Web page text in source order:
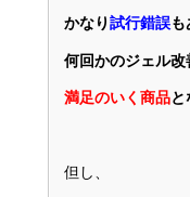
かなり試行錯誤も
何回かのジェル改
満足のいく商品と
但し、